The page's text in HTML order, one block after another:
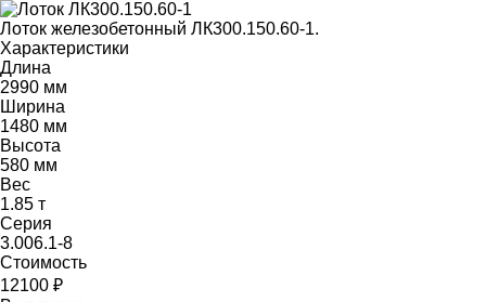
Лоток железобетонный ЛК300.150.60-1.
Характеристики
Длина
2990 мм
Ширина
1480 мм
Высота
580 мм
Вес
1.85 т
Серия
3.006.1-8
Стоимость
12100 ₽